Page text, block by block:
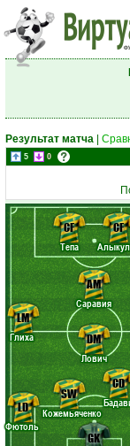
Результат матча
5 0
Фютоль
Кожемьяченко
Глиха
Лович
Саравия
Тепа
GK
LD
SW
CD
LM
DM
AM
CF CF